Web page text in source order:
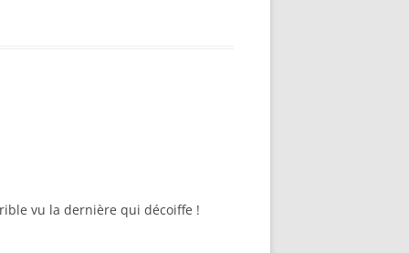
vu la dernière qui décoiffe !